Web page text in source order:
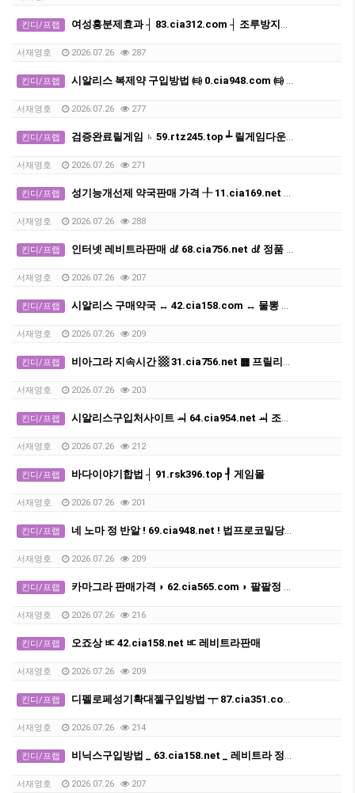
킨디/프랩 여성흥분제효과 ┤ 83.cia312.com ┤ 조루방지제 구입
서재영호 2026.07.26 287
킨디/프랩 시알리스 복제약 구입방법 ㈙ 0.cia948.com ㈙ 발기부전치료제 구매처 사이트
서재영호 2026.07.26 277
킨디/프랩 검증완료릴게임 ♄ 59.rtz245.top ┵ 릴게임다운로드
서재영호 2026.07.26 271
킨디/프랩 성기능개선제 약국판매 가격 ╀ 11.cia169.net ╀ 비아그라구매 사이트
서재영호 2026.07.26 288
킨디/프랩 인터넷 레비트라판매 ㎗ 68.cia756.net ㎗ 정품 발기부전치료제구매처사이트
서재영호 2026.07.26 207
킨디/프랩 시알리스 구매약국 ↔ 42.cia158.com ↔ 물뽕 구입하는곳
서재영호 2026.07.26 209
킨디/프랩 비아그라 지속시간 ▩ 31.cia756.net ▩ 프릴리지약국
서재영호 2026.07.26 203
킨디/프랩 시알리스구입처사이트 ㆉ 64.cia954.net ㆉ 조루방지제 지속시간
서재영호 2026.07.26 212
킨디/프랩 바다이야기합법 ┤ 91.rsk396.top ┦ 게임몰
서재영호 2026.07.26 201
킨디/프랩 네 노마 정 반알 ! 69.cia948.net ! 법프로코밀당일배송
서재영호 2026.07.26 209
킨디/프랩 카마그라 판매가격 ◗ 62.cia565.com ◗ 팔팔정 구매
서재영호 2026.07.26 216
킨디/프랩 오죠상 ㅳ 42.cia158.net ㅳ 레비트라판매
서재영호 2026.07.26 209
킨디/프랩 디펠로페성기확대젤구입방법 ┯ 87.cia351.com ┯ 조루방지제후불제
서재영호 2026.07.26 214
킨디/프랩 비닉스구입방법 _ 63.cia158.net _ 레비트라 정품 구입
서재영호 2026.07.26 207